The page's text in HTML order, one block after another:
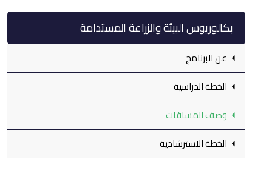
بكالوريوس البيئة والزراعة المستدامة
عن البرنامج
الخطة الدراسية
وصف المساقات
الخطة الاسترشادية